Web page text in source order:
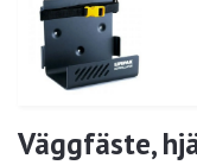
Väggfäste,